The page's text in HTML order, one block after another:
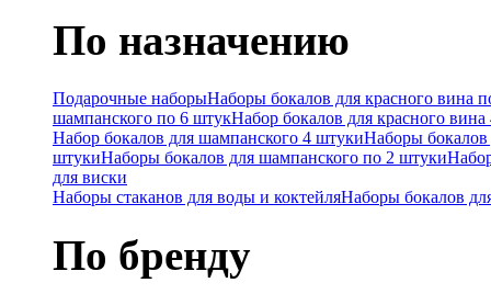
По назначению
Подарочные наборыНаборы бокалов для красного вина
шампанского по 6 штукНабор бокалов для красного
Набор бокалов для шампанского 4 штукиНаборы бокалов
штукиНаборы бокалов для шампанского по 2 штуки
для виски
Наборы стаканов для воды и коктейляНаборы бокалов
По бренду